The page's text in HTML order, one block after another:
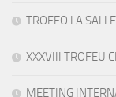
TROFEO LA
XXXVIII TROFEU
MEETING